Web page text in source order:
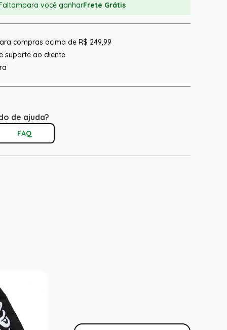
para você ganharFrete Grátis
compras acima de R$ 249,99
suporte ao cliente
de ajuda?
FAQ